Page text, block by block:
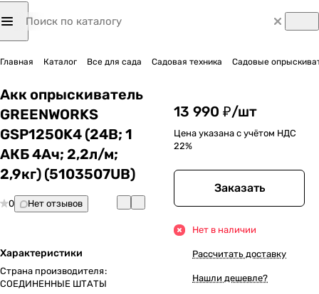
Главная Каталог Все для сада Садовая техника Садовые
Акк опрыскиватель
GREENWORKS
GSP1250K4 (24В; 1
АКБ 4Ач; 2,2л/м;
2,9кг) (5103507UB)
0 Нет отзывов
Характеристики
Страна производителя:
СОЕДИНЕННЫЕ ШТАТЫ
13 990 ₽/шт
Цена указана с учётом НДС
22%
Заказать
Нет в наличии
Рассчитать доставку
Нашли дешевле?